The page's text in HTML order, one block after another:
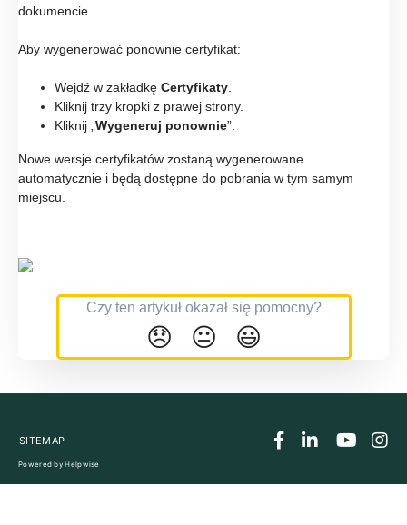
dokumencie.
Aby wygenerować ponownie certyfikat:
Wejdź w zakładkę Certyfikaty
Kliknij trzy kropki z prawej strony.
Kliknij „ Wygeneruj ponownie”.
Nowe wersje certyfikatów zostaną wygenerowane
automatycznie i będą dostępne do pobrania w tym samym
miejscu.
Czy ten artykuł okazał się pomocny?
😞 😐 😃
SITEMAP
Powered byHelpwise